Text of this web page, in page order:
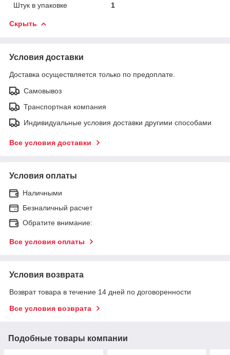
Штук в упаковке
1
Скрыть
Условия доставки
Доставка осуществляется только по предоплате.
Самовывоз
Транспортная компания
Индивидуальные условия доставки другими способами
Все условия доставки
Условия оплаты
Наличными
Безналичный расчет
Обратите внимание:
Все условия оплаты
Условия возврата
Возврат товара в течение 14 дней по договоренности
Все условия возврата
Подобные товары компании